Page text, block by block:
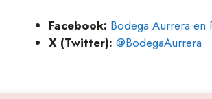
Facebook: Bodega Aurrera en
X (Twitter): @BodegaAurrera